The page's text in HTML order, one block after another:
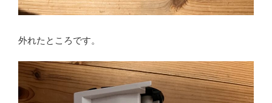
外れたところです。